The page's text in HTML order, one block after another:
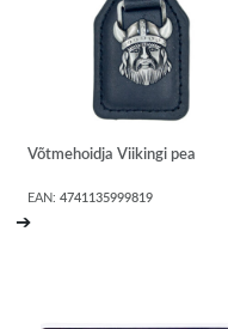
Võtmehoidja Viikingi pea
EAN:4741135999819
➔